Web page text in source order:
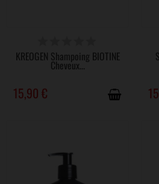
KREOGEN Shampoing BIOTINE
Cheveux...
15,90 €